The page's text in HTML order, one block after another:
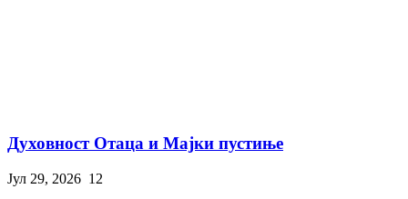
Духовност Отаца и Мајки пустиње
Јул 29, 2026 12